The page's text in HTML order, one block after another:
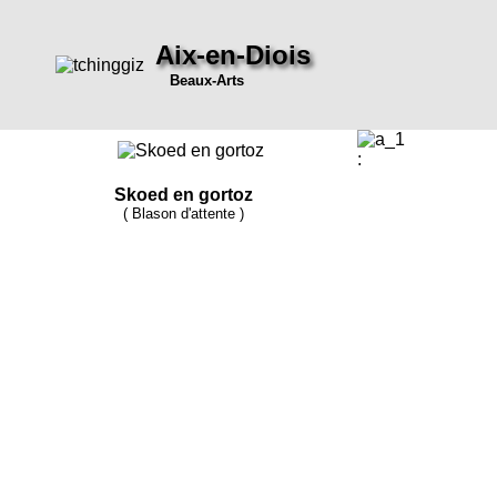
Aix-en-Diois
Beaux-Arts
Skoed en gortoz
( Blason d'attente )
: